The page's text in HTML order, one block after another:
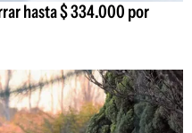
hasta $ 334.000 por